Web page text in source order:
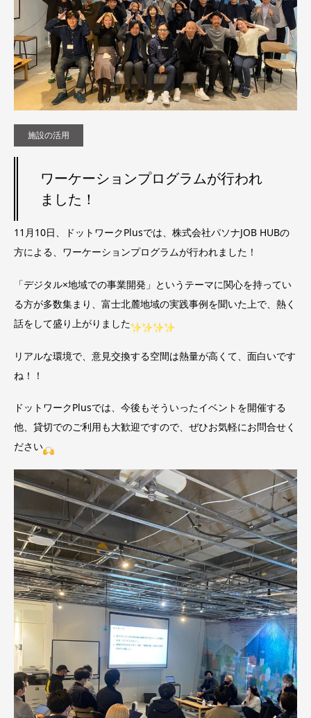
施設の活用
ワーケーションプログラムが行われ
ました！
11月10日、ドットワークPlusでは、株式会社パソナJOB HUBの
方による、ワーケーションプログラムが行われました！
「デジタル×地域での事業開発」というテーマに関心を持ってい
る方が多数集まり、富士北麓地域の実践事例を聞いた上で、熱く
話をして盛り上がりました
リアルな環境で、意見交換する空間は熱量が高くて、面白いです
ね！！
ドットワークPlusでは、今後もそういったイベントを開催する
他、貸切でのご利用も大歓迎ですので、ぜひお気軽にお問合せく
ださい